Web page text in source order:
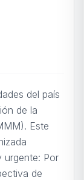
del país
de la
Este
Por
de